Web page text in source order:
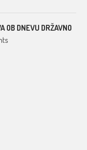
OB DNEVU DRŽAVNO